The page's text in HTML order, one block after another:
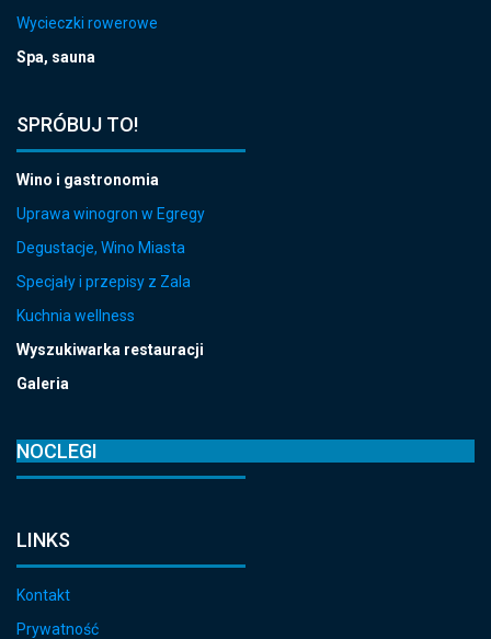
Wycieczki rowerowe
Spa, sauna
SPRÓBUJ TO!
Wino i gastronomia
Uprawa winogron w Egregy
Degustacje, Wino Miasta
Specjały i przepisy z Zala
Kuchnia wellness
Wyszukiwarka restauracji
Galeria
NOCLEGI
LINKS
Kontakt
Prywatność